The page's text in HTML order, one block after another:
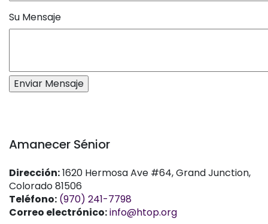
Su Mensaje
Amanecer Sénior
Dirección:1620 Hermosa Ave #64, Grand Junction,
Colorado 81506
Teléfono: (970) 241-7798
Correo electrónico:info@htop.org